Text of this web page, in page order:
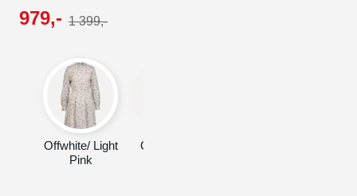
979,- 1 399,-
Offwhite/ Light
Pink
Offwhite/